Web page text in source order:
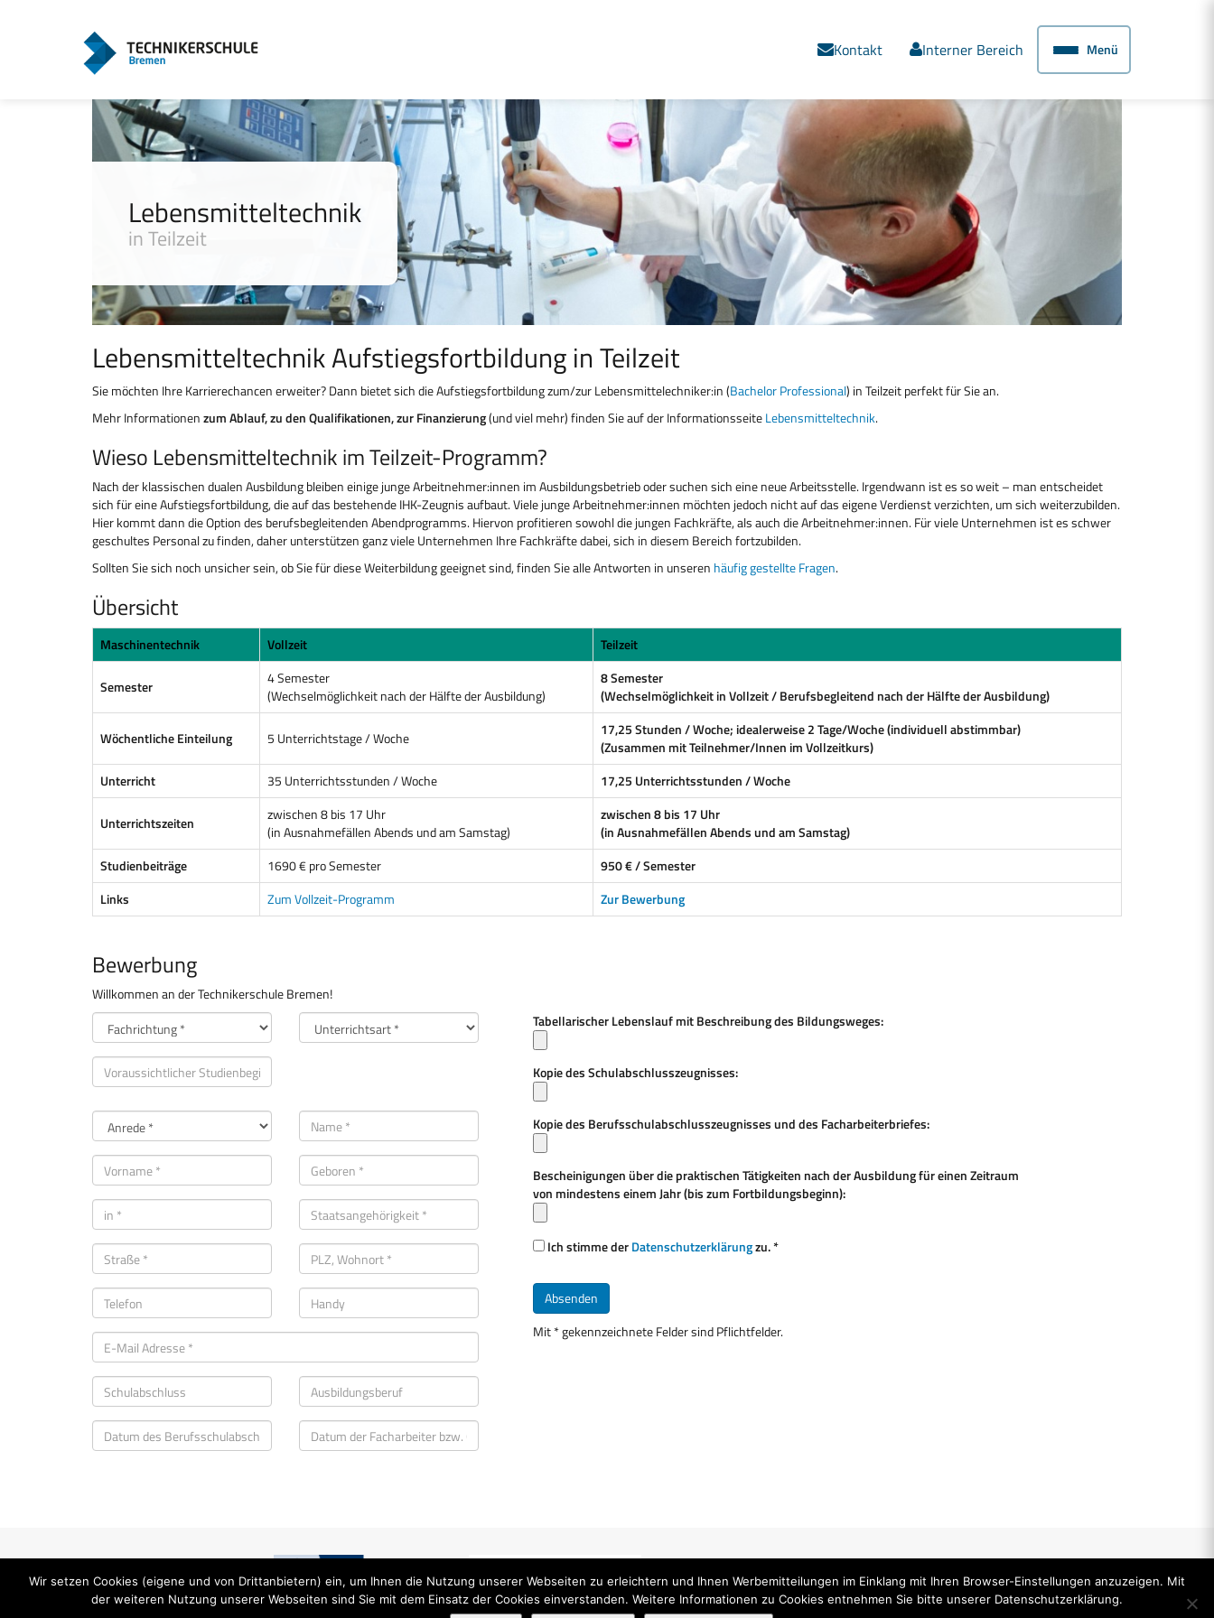
Kontakt Interner Bereich Menü
Lebensmitteltechnik
in Teilzeit
Lebensmitteltechnik Aufstiegsfortbildung in Teilzeit
Sie möchten Ihre Karrierechancen erweiter? Dann bietet sich die Aufstiegsfortbildung zum/zur Lebensmittelechniker:in (Bachelor Professional) in Teilzeit perfekt für Sie an.
Mehr Informationenzum Ablauf, zu den Qualifikationen, zur Finanzierung(und viel mehr) finden Sie auf der InformationsseiteLebensmitteltechnik.
Wieso Lebensmitteltechnik im Teilzeit-Programm?
Nach der klassischen dualen Ausbildung bleiben einige junge Arbeitnehmer:innen im Ausbildungsbetrieb oder suchen sich eine neue Arbeitsstelle. Irgendwann ist es so weit – man entscheidet
sich für eine Aufstiegsfortbildung, die auf das bestehende IHK-Zeugnis aufbaut. Viele junge Arbeitnehmer:innen möchten jedoch nicht auf das eigene Verdienst verzichten, um sich weiterzubilden.
Hier kommt dann die Option des berufsbegleitenden Abendprogramms. Hiervon profitieren sowohl die jungen Fachkräfte, als auch die Arbeitnehmer:innen. Für viele Unternehmen ist es schwer
geschultes Personal zu finden, daher unterstützen ganz viele Unternehmen Ihre Fachkräfte dabei, sich in diesem Bereich fortzubilden.
Sollten Sie sich noch unsicher sein, ob Sie für diese Weiterbildung geeignet sind, finden Sie alle Antworten in unseren häufig gestellte Fragen.
Übersicht
Maschinentechnik Vollzeit Teilzeit
Semester
4 Semester
(Wechselmöglichkeit nach der Hälfte der Ausbildung)
8 Semester
(Wechselmöglichkeit in Vollzeit / Berufsbegleitend nach der Hälfte der Ausbildung)
Wöchentliche Einteilung 5 Unterrichtstage / Woche
17,25 Stunden / Woche; idealerweise 2 Tage/Woche (individuell abstimmbar)
(Zusammen mit Teilnehmer/Innen im Vollzeitkurs)
Unterricht
35 Unterrichtsstunden / Woche 17,25 Unterrichtsstunden / Woche
Unterrichtszeiten
zwischen 8 bis 17 Uhr
(in Ausnahmefällen Abends und am Samstag)
zwischen 8 bis 17 Uhr
(in Ausnahmefällen Abends und am Samstag)
Studienbeiträge
1690 € pro Semester
950 € / Semester
Links
Zum Vollzeit-Programm Zur Bewerbung
Bewerbung
Willkommen an der Technikerschule Bremen!
Tabellarischer Lebenslauf mit Beschreibung des Bildungsweges:
Kopie des Schulabschlusszeugnisses:
Kopie des Berufsschulabschlusszeugnisses und des Facharbeiterbriefes:
Bescheinigungen über die praktischen Tätigkeiten nach der Ausbildung für einen Zeitraum
von mindestens einem Jahr (bis zum Fortbildungsbeginn):
Ich stimme derDatenschutzerklärungzu. *
Mit * gekennzeichnete Felder sind Pflichtfelder.
Impressum Datenschutz FAQ
Wir setzen Cookies (eigene und von Drittanbietern) ein, um Ihnen die Nutzung unserer Webseiten zu erleichtern und Ihnen Werbemitteilungen im Einklang mit Ihren Browser-Einstellungen anzuzeigen. Mit
der weiteren Nutzung unserer Webseiten sind Sie mit dem Einsatz der Cookies einverstanden. Weitere Informationen zu Cookies entnehmen Sie bitte unserer Datenschutzerklärung.